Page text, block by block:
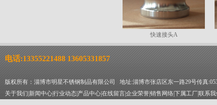
快速接头A
电话:13355221488 13605331857
版权所有：淄博市明星不锈钢制品有限公司 地址:淄博市张店区东一路29号传真
关于我们 新闻中心行业动态 产品中心在线留言企业荣誉销售网络下属工厂联系